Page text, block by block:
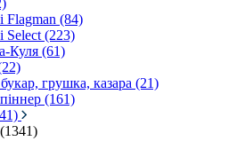
Flagman (84)
Select (223)
Куля (61)
грушка, казара (21)
(161)